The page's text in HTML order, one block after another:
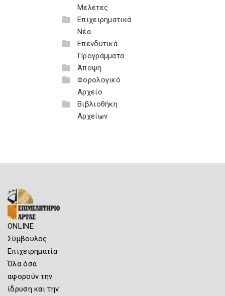
Μελέτες
Επιχειρηματικά
Νέα
Επενδυτικά
Προγράμματα
Άποψη
Φορολογικό
Αρχείο
Βιβλιοθήκη
Αρχείων
ONLINE
Σύμβουλος
Επιχειρηματία
Όλα όσα
αφορούν την
ίδρυση και την